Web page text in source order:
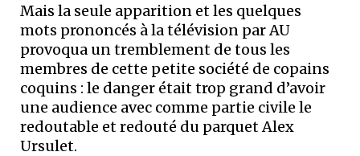
Mais la seule apparition et les quelques
mots prononcés à la télévision par AU
provoqua un tremblement de tous les
membres de cette petite société de copains
coquins : le danger était trop grand d’avoir
une audience avec comme partie civile le
redoutable et redouté du parquet Alex
Ursulet.